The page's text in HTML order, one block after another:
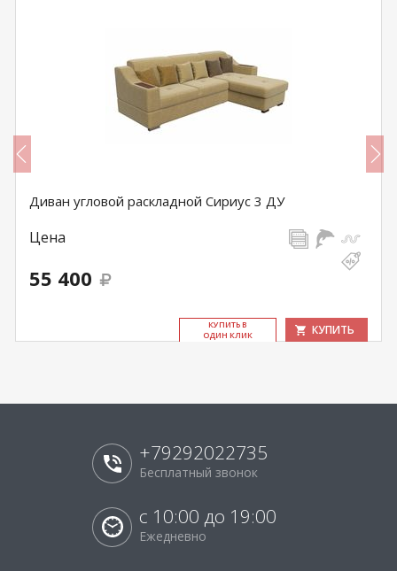
Диван угловой раскладной Сириус 3 ДУ
Цена
55 400
КУ­ПИТЬ В
ОДИН КЛИК
КУПИТЬ
+79292022735
Бесплатный звонок
с 10:00 до 19:00
Ежедневно